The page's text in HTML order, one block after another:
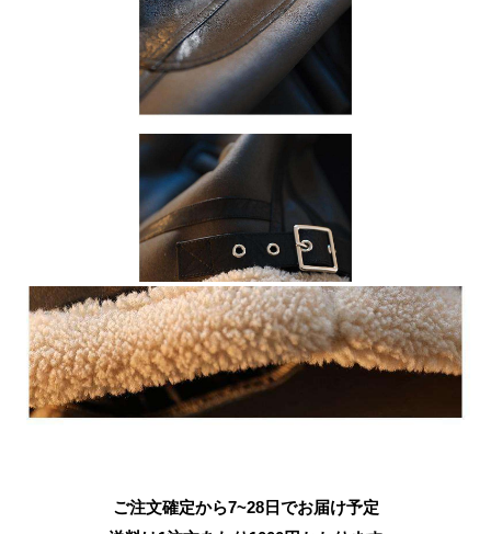
ご注文確定から7~28日でお届け予定